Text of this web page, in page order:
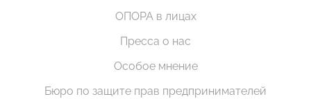
ОПОРА в лицах
Пресса о нас
Особое мнение
Бюро по защите прав предпринимателей